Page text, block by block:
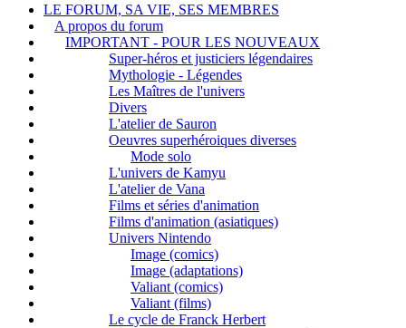
LE FORUM, SA VIE, SES MEMBRES
A propos du forum
IMPORTANT - POUR LES NOUVEAUX
Super-héros et justiciers légendaires
Mythologie - Légendes
Les Maîtres de l'univers
Divers
L'atelier de Sauron
Oeuvres superhéroiques diverses
Mode solo
L'univers de Kamyu
L'atelier de Vana
Films et séries d'animation
Films d'animation (asiatiques)
Univers Nintendo
Image (comics)
Image (adaptations)
Valiant (comics)
Valiant (films)
Le cycle de Franck Herbert